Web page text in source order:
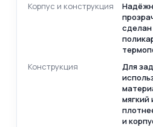
Корпус и конструкция
сделан
Конструкция
Для
мягкий
и